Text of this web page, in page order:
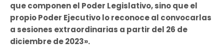
que componen el Poder Legislativo, sino que el
propio Poder Ejecutivo lo reconoce al convocarlas
a sesiones extraordinarias a partir del 26 de
diciembre de 2023».